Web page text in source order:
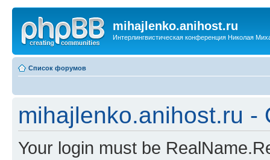
mihajlenko.anihost.ru
Интерлингвистическая конференция Николая
Список форумов
mihajlenko.anihost.ru
Your login must be